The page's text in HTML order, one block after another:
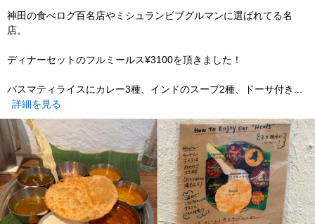
神田の食べログ百名店やミシュランビブグルマンに選ばれてる名
店。
ディナーセットのフルミールス¥3100を頂きました！
バスマティライスにカレー3種、インドのスープ2種、ドーサ付き...
詳細を見る